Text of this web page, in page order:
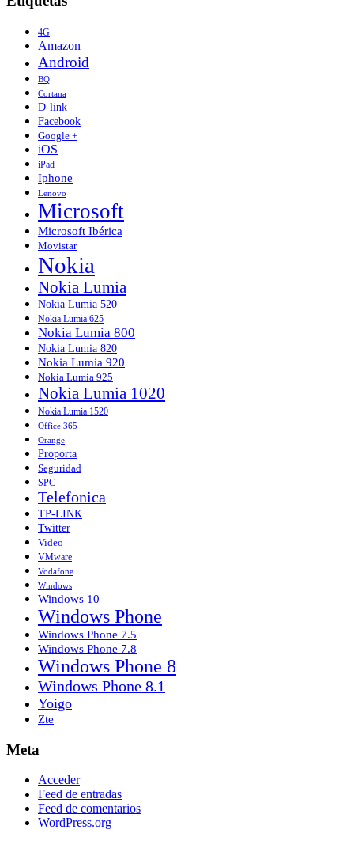
4G
Amazon
Android
BQ
Cortana
D-link
Facebook
Google +
iOS
iPad
Iphone
Lenovo
Microsoft
Microsoft Ibérica
Movistar
Nokia
Nokia Lumia
Nokia Lumia 520
Nokia Lumia 625
Nokia Lumia 800
Nokia Lumia 820
Nokia Lumia 920
Nokia Lumia 925
Nokia Lumia 1020
Nokia Lumia 1520
Office 365
Orange
Proporta
Seguridad
SPC
Telefonica
TP-LINK
Twitter
Video
VMware
Vodafone
Windows
Windows 10
Windows Phone
Windows Phone 7.5
Windows Phone 7.8
Windows Phone 8
Windows Phone 8.1
Yoigo
Zte
Meta
Acceder
Feed de entradas
Feed de comentarios
WordPress.org